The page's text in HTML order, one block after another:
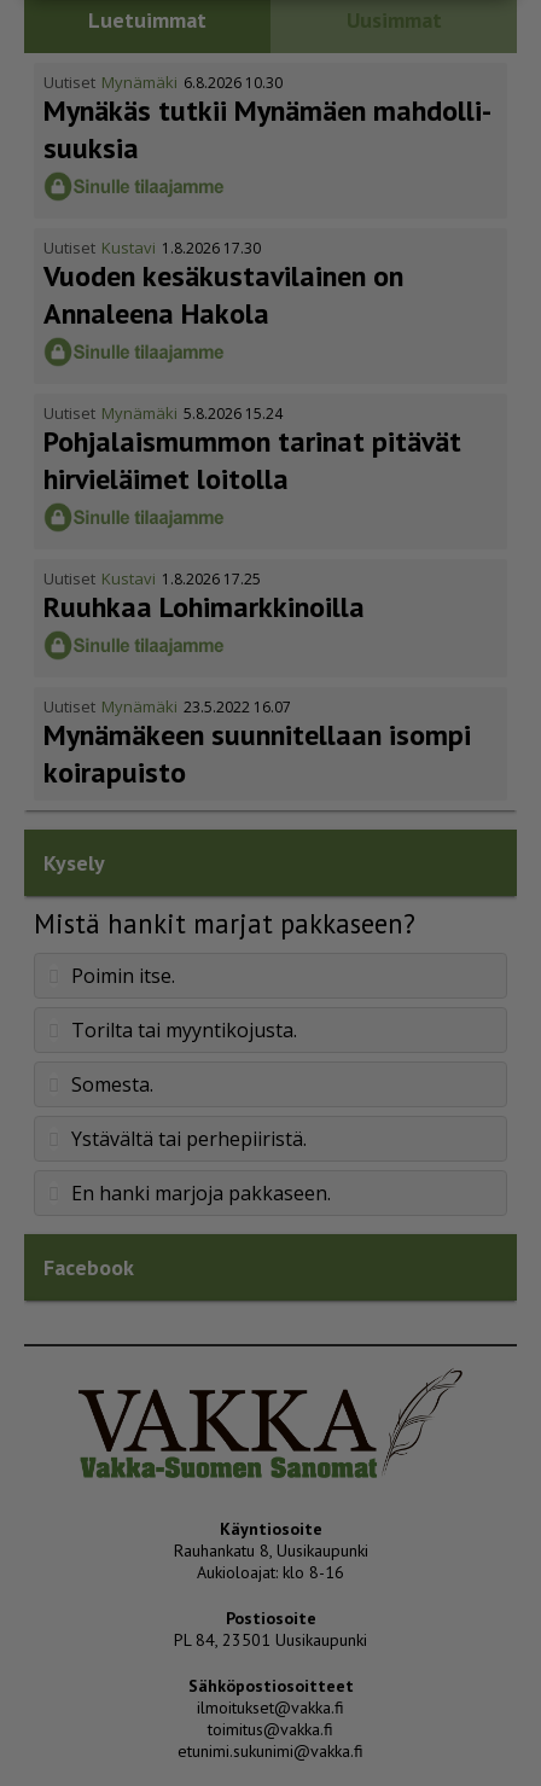
Luetuimmat Uusimmat
Uutiset Mynämäki 6.8.2026 10.30
Mynäkäs tutkii Mynämäen mahdol­li­
suuksia
Uutiset Kustavi 1.8.2026 17.30
Vuoden kesäkus­ta­vi­lainen on
Annaleena Hakola
Uutiset Mynämäki 5.8.2026 15.24
Pohja­lais­mummon tarinat pitävät
hirvieläimet loitolla
Uutiset Kustavi 1.8.2026 17.25
Ruuhkaa Lohimark­ki­noilla
Uutiset Mynämäki 23.5.2022 16.07
Mynämäkeen suunnitellaan isompi
koirapuisto
Kysely
Mistä hankit marjat pakkaseen?
Poimin itse.
Torilta tai myyntikojusta.
Somesta.
Ystävältä tai perhepiiristä.
En hanki marjoja pakkaseen.
Facebook
Käyntiosoite
Rauhankatu 8, Uusikaupunki
Aukioloajat: klo 8-16
Postiosoite
PL 84, 23501 Uusikaupunki
Sähköpostiosoitteet
ilmoitukset@vakka.fi
toimitus@vakka.fi
etunimi.sukunimi@vakka.fi